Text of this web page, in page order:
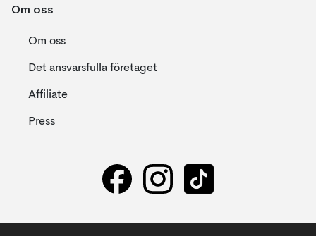
Om oss
Om oss
Det ansvarsfulla företaget
Affiliate
Press